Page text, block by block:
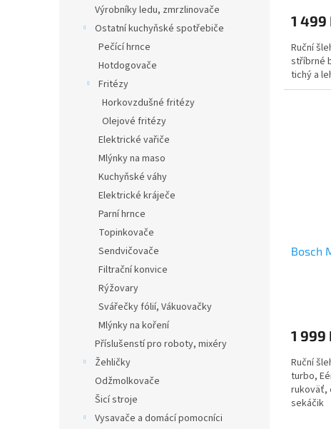
Výrobníky ledu, zmrzlinovače
Ostatní kuchyňské spotřebiče
Pečící hrnce
Hotdogovače
Fritézy
Horkovzdušné fritézy
Olejové fritézy
Elektrické vařiče
Mlýnky na maso
Kuchyňské váhy
Elektrické kráječe
Parní hrnce
Topinkovače
Sendvičovače
Filtrační konvice
Rýžovary
Svářečky fólií, Vákuovačky
Mlýnky na koření
Příslušenstí pro roboty, mixéry
Žehličky
Odžmolkovače
Šicí stroje
Vysavače a domácí pomocníci
1 499
Ruční
stříbrné
tichý a
Bosch
1 999
Ruční
turbo,
rukoväť,
sekáčik